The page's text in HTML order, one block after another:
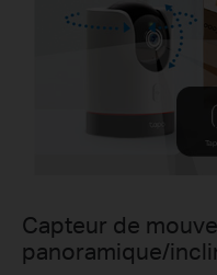
Capteur de
panoramique/